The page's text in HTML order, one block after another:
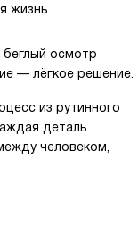
жизнь
осмотр
— лёгкое решение.
из рутинного
деталь
человеком,